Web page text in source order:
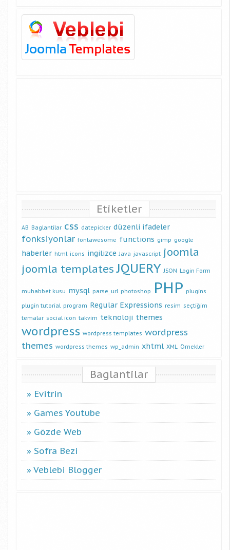
Etiketler
AB Baglantilar css datepicker düzenli ifadeler
fonksiyonlar fontawesome functions gimp google
haberler html icons ingilizce Java javascript joomla
joomla templates JQUERY JSON Login Form
muhabbet kusu mysql parse_url photoshop PHP plugins
plugin tutorial program Regular Expressions resim seçtiğim
temalar social icon takvim teknoloji themes
wordpress wordpress templates wordpress
themes wordpress themes wp_admin xhtml XML Örnekler
Baglantilar
Evitrin
Games Youtube
Gözde Web
Sofra Bezi
Veblebi Blogger